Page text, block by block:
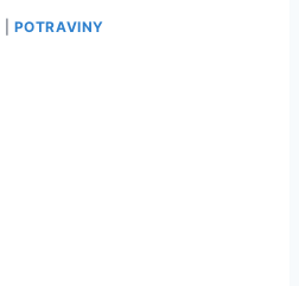
POTRAVINY